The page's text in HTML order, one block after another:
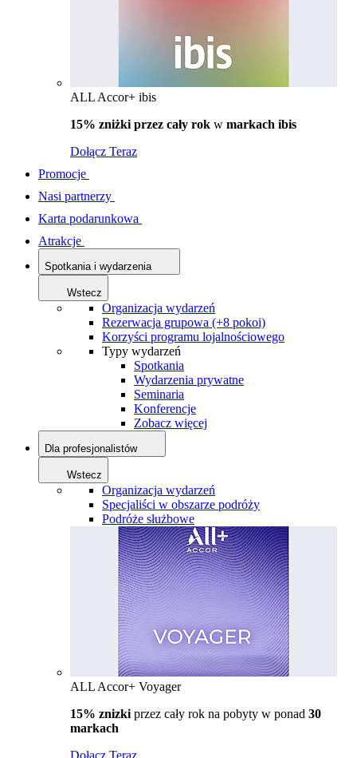
ALL Accor+ ibis
15% zniżki przez cały rok w markach ibis
Dołącz Teraz
Promocje
Nasi partnerzy
Karta podarunkowa
Atrakcje
Spotkania i wydarzenia
Wstecz
Organizacja wydarzeń
Rezerwacja grupowa (+8 pokoi)
Korzyści programu lojalnościowego
Typy wydarzeń
Spotkania
Wydarzenia prywatne
Seminaria
Konferencje
Zobacz więcej
Dla profesjonalistów
Wstecz
Organizacja wydarzeń
Specjaliści w obszarze podróży
Podróże służbowe
ALL Accor+ Voyager
15% znizki przez cały rok na pobyty w ponad 30
markach
Dołącz Teraz